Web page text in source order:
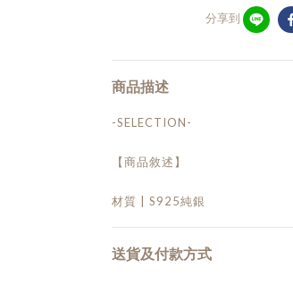
分享到
商品描述
-SELECTION-
【商品敘述】
材質 | S925純銀
送貨及付款方式